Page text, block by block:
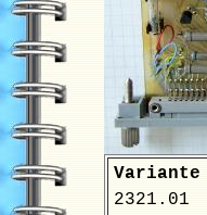
Variante
2321.01